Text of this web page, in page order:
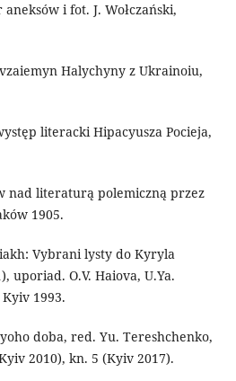
i fot. J. Wołczański,
Halychyny z Ukrainoiu,
literacki Hipacyusza Pocieja,
nad literaturą polemiczną przez
1905.
Vybrani lysty do Kyryla
uporiad. O.V. Haiova, U.Ya.
1993.
doba, red. Yu. Tereshchenko,
2010), kn. 5 (Kyiv 2017).